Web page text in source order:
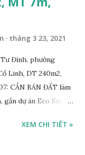
tháng 3 23, 2021
Đình, phường
Linh, DT 240m2,
CẦN BÁN ĐẤT làm
dự án Eco Smart
2 ô tô tránh nhau;
XEM CHI TIẾT »